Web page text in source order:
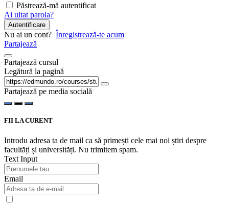
Păstrează-mă autentificat
Ai uitat parola?
Autentificare
Nu ai un cont? Înregistrează-te acum
Partajează
Partajează cursul
Legătură la pagină
Partajează pe media socială
FII LA CURENT
Introdu adresa ta de mail ca să primești cele mai noi știri despre
facultăți și universități. Nu trimitem spam.
Text Input
Email